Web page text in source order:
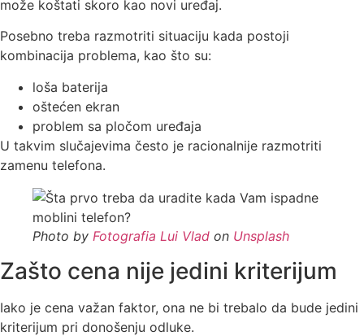
može koštati skoro kao novi uređaj.
Posebno treba razmotriti situaciju kada postoji
kombinacija problema, kao što su:
loša baterija
oštećen ekran
problem sa pločom uređaja
U takvim slučajevima često je racionalnije razmotriti
zamenu telefona.
Photo by Fotografia Lui Vlad on Unsplash
Zašto cena nije jedini kriterijum
Iako je cena važan faktor, ona ne bi trebalo da bude jedini
kriterijum pri donošenju odluke.